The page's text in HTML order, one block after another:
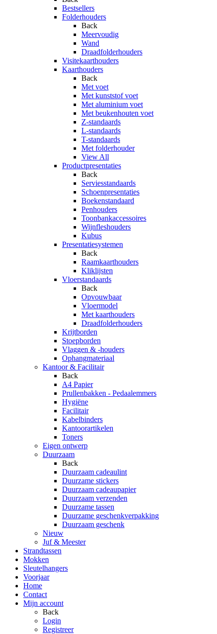
Bestsellers
Folderhouders
Back
Meervoudig
Wand
Draadfolderhouders
Visitekaarthouders
Kaarthouders
Back
Met voet
Met kunststof voet
Met aluminium voet
Met beukenhouten voet
Z-standaards
L-standaards
T-standaards
Met folderhouder
View All
Productpresentaties
Back
Serviesstandaards
Schoenpresentaties
Boekenstandaard
Penhouders
Toonbankaccessoires
Wijnfleshouders
Kubus
Presentatiesystemen
Back
Raamkaarthouders
Kliklijsten
Vloerstandaards
Back
Opvouwbaar
Vloermodel
Met kaarthouders
Draadfolderhouders
Krijtborden
Stoepborden
Vlaggen & -houders
Ophangmateriaal
Kantoor & Facilitair
Back
A4 Papier
Prullenbakken - Pedaalemmers
Hygiëne
Facilitair
Kabelbinders
Kantoorartikelen
Toners
Eigen ontwerp
Duurzaam
Back
Duurzaam cadeaulint
Duurzame stickers
Duurzaam cadeaupapier
Duurzaam verzenden
Duurzame tassen
Duurzame geschenkverpakking
Duurzaam geschenk
Nieuw
Juf & Meester
Strandtassen
Mokken
Sleutelhangers
Voorjaar
Home
Contact
Mijn account
Back
Login
Registreer